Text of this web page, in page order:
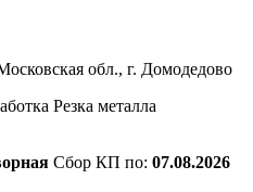
обл., г. Домодедово
Резка металла
Сбор КП по: 07.08.2026